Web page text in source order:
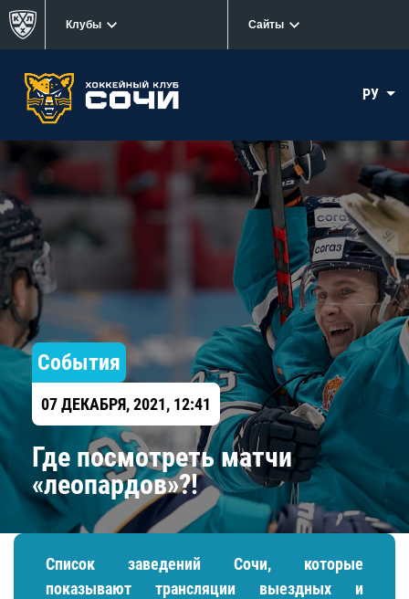
Клубы Сайты
РУ
События
07 ДЕКАБРЯ, 2021, 12:41
Где посмотреть матчи
«леопардов»?!
Список заведений Сочи, которые
показывают трансляции выездных и